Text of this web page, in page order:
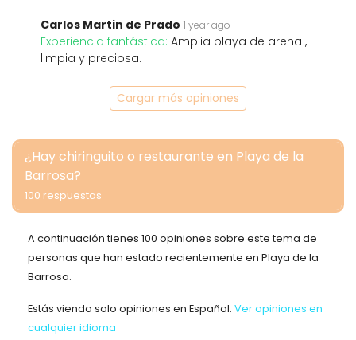
Carlos Martin de Prado 1 year ago
Experiencia fantástica: Amplia playa de arena ,
limpia y preciosa.
Cargar más opiniones
¿Hay chiringuito o restaurante en Playa de la
Barrosa?
100 respuestas
A continuación tienes 100 opiniones sobre este tema de
personas que han estado recientemente en Playa de la
Barrosa.
Estás viendo solo opiniones en Español. Ver opiniones en
cualquier idioma